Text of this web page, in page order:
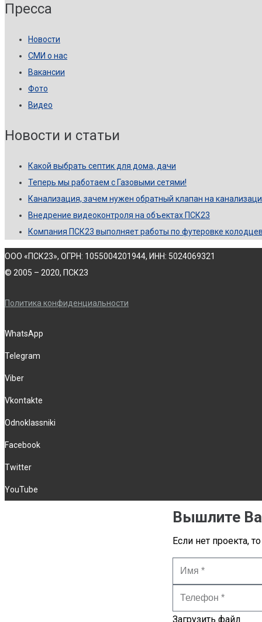
Пресса
Новости
СМИ о нас
Вакансии
Фото
Видео
Новости и статьи
Какой выбрать септик для дома, дачи
Теперь мы работаем с Газовыми сетями!
Канализация, зачем нужен обратный клапан на
Внедрение видеоконтроля на объектах ПСК23
Компания ПСК23 выполняет работы по футеровке
ООО «ПСК23», ОГРН: 1055004201944, ИНН: 5024069321
© 2005 – 2020, ПСК23
Политика конфиденциальности
WhatsApp
Telegram
Viber
Vkontakte
Odnoklassniki
Facebook
Twitter
YouTube
Вышлите
Если нет проекта,
Загрузить файл